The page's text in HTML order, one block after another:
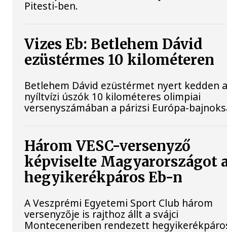
Pitesti-ben.
Vizes Eb: Betlehem Dávid
ezüstérmes 10 kilométeren
Betlehem Dávid ezüstérmet nyert kedden
nyíltvízi úszók 10 kilométeres olimpiai
versenyszámában a párizsi Európa-
Három VESC-versenyző
képviselte Magyarországot
hegyikerékpáros Eb-n
A Veszprémi Egyetemi Sport Club három
versenyzője is rajthoz állt a svájci
Monteceneriben rendezett